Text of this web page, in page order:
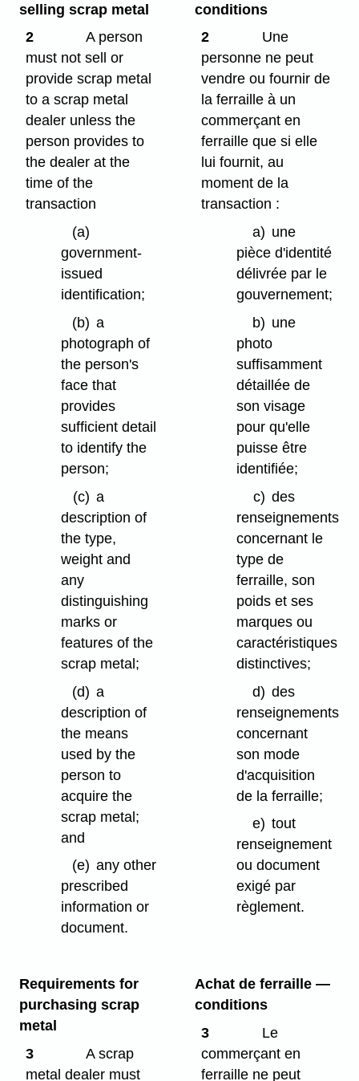
selling scrap metal
2
A person
must not sell or
provide scrap metal
to a scrap metal
dealer unless the
person provides to
the dealer at the
time of the
transaction
(a)
government-
issued
identification;
(b) a
photograph of
the person's
face that
provides
sufficient detail
to identify the
person;
(c) a
description of
the type,
weight and
any
distinguishing
marks or
features of the
scrap metal;
(d) a
description of
the means
used by the
person to
acquire the
scrap metal;
and
(e) any other
prescribed
information or
document.
conditions
2
Une
personne ne peut
vendre ou fournir de
la ferraille à un
commerçant en
ferraille que si elle
lui fournit, au
moment de la
transaction :
a) une
pièce d'identité
délivrée par le
gouvernement;
b) une
photo
suffisamment
détaillée de
son visage
pour qu'elle
puisse être
identifiée;
c) des
renseignements
concernant le
type de
ferraille, son
poids et ses
marques ou
caractéristiques
distinctives;
d) des
renseignements
concernant
son mode
d'acquisition
de la ferraille;
e) tout
renseignement
ou document
exigé par
règlement.
Requirements for
purchasing scrap
metal
3
A scrap
metal dealer must
Achat de ferraille —
conditions
3
Le
commerçant en
ferraille ne peut